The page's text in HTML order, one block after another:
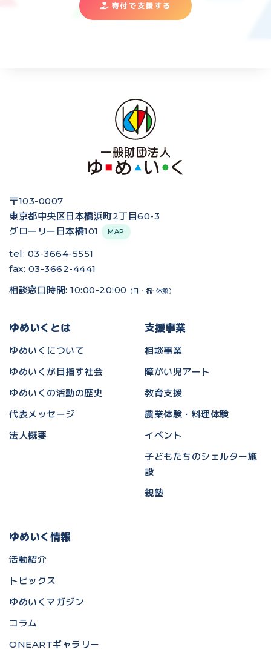
寄付で支援する
〒103-0007
東京都中央区日本橋浜町2丁目60-3
グローリー日本橋101
MAP
tel: 03-3664-5551
fax: 03-3662-4441
相談窓口時間: 10:00-20:00
（日・祝: 休館）
ゆめいくとは
ゆめいくについて
ゆめいくが目指す社会
ゆめいくの活動の歴史
代表メッセージ
法人概要
支援事業
相談事業
障がい児アート
教育支援
農業体験・料理体験
イベント
子どもたちのシェルター施
設
親塾
ゆめいく情報
活動紹介
トピックス
ゆめいくマガジン
コラム
ONEARTギャラリー